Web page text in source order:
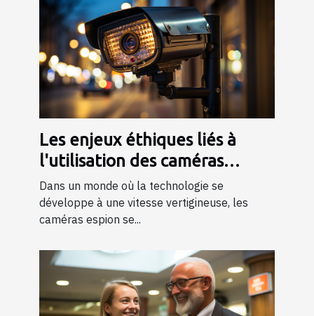
Les enjeux éthiques liés à
l'utilisation des caméras
espion dans la société
Dans un monde où la technologie se
développe à une vitesse vertigineuse, les
caméras espion se...